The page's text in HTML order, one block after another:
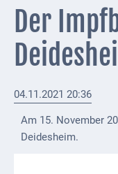
Nachrichtenarchiv
Verbandsgemeinde
Deidesheim
Polizei +
Externe
Der
04.11.2021 20:36
Am 15. November
Deidesheim.